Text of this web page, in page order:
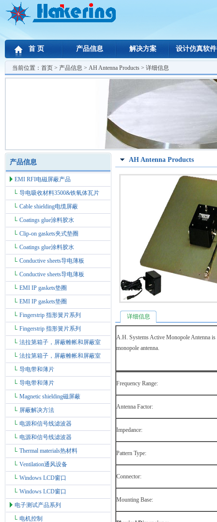
首 页 产品信息 解决方案 设计仿真软件
当前位置： 首页 > 产品信息 > AH Antenna Products > 详细信息
产品信息
EMI RFI电磁屏蔽产品
导电吸收材料3500&铁氧体瓦片
Cable shielding电缆屏蔽
Coatings glue涂料胶水
Clip-on gaskets夹式垫圈
Coatings glue涂料胶水
Conductive sheets导电薄板
Conductive sheets导电薄板
EMI IP gaskets垫圈
EMI IP gaskets垫圈
Fingerstrip 指形簧片系列
Fingerstrip 指形簧片系列
法拉第箱子，屏蔽帷帐和屏蔽室
法拉第箱子，屏蔽帷帐和屏蔽室
导电带和薄片
导电带和薄片
Magnetic shielding磁屏蔽
屏蔽解决方法
电源和信号线滤波器
电源和信号线滤波器
Thermal materials热材料
Ventilation通风设备
Windows LCD窗口
Windows LCD窗口
电子测试产品系列
电机控制
AH Antenna Products
详细信息
A.H. Systems Active Monopole Antenna is
monopole antenna.
Frequency Range:
Antenna Factor:
Impedance:
Pattern Type:
Connector:
Mounting Base: